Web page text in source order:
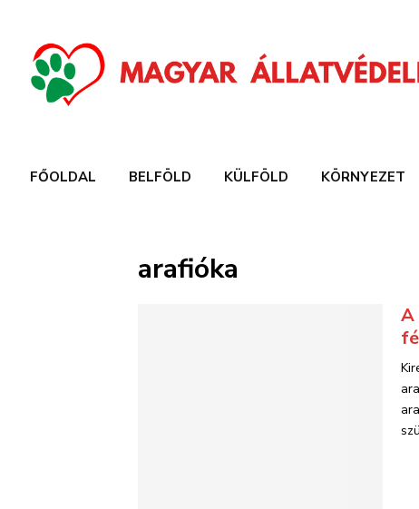
FŐOLDAL BELFÖLD KÜLFÖLD KÖRNYEZET
arafióka
A